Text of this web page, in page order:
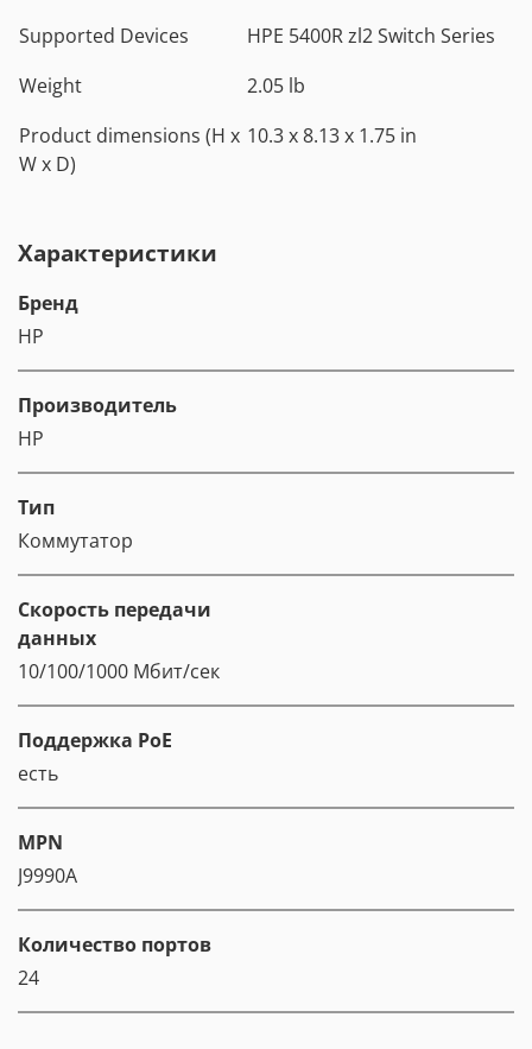
Supported Devices
HPE 5400R zl2 Switch Series
Weight
2.05 lb
Product dimensions (H x
W x D)
10.3 x 8.13 x 1.75 in
Характеристики
Бренд
HP
Производитель
HP
Тип
Коммутатор
Скорость передачи
данных
10/100/1000 Мбит/сек
Поддержка PoE
есть
MPN
J9990A
Количество портов
24